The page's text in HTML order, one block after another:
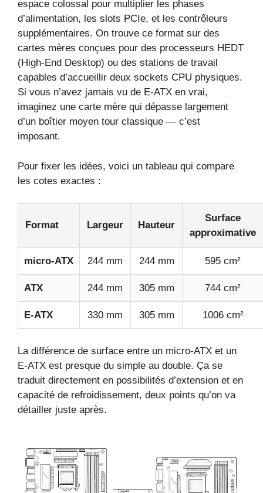
espace colossal pour multiplier les phases
d’alimentation, les slots PCIe, et les contrôleurs
supplémentaires. On trouve ce format sur des
cartes mères conçues pour des processeurs HEDT
(High‑End Desktop) ou des stations de travail
capables d’accueillir deux sockets CPU physiques.
Si vous n’avez jamais vu de E‑ATX en vrai,
imaginez une carte mère qui dépasse largement
d’un boîtier moyen tour classique — c’est
imposant.
Pour fixer les idées, voici un tableau qui compare
les cotes exactes :
Format Largeur Hauteur
Surface
approximative
micro‑ATX 244 mm 244 mm 595 cm²
ATX 244 mm 305 mm 744 cm²
E‑ATX 330 mm 305 mm 1006 cm²
La différence de surface entre un micro‑ATX et un
E‑ATX est presque du simple au double. Ça se
traduit directement en possibilités d’extension et en
capacité de refroidissement, deux points qu’on va
détailler juste après.